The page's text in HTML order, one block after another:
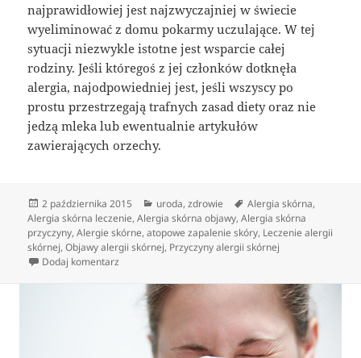
najprawidłowiej jest najzwyczajniej w świecie
wyeliminować z domu pokarmy uczulające. W tej
sytuacji niezwykle istotne jest wsparcie całej
rodziny. Jeśli któregoś z jej członków dotknęła
alergia, najodpowiedniej jest, jeśli wszyscy po
prostu przestrzegają trafnych zasad diety oraz nie
jedzą mleka lub ewentualnie artykułów
zawierających orzechy.
Data
publikacji
2 października 2015 Kategorie
uroda,zdrowie Tagi
Alergia skórna,
Alergia skórna leczenie,Alergia skórna objawy,Alergia skórna
przyczyny,Alergie skórne,atopowe zapalenie skóry, Leczenie alergii
skórnej,Objawy alergii skórnej, Przyczyny alergii skórnej
Dodaj komentarz